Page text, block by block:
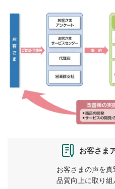
お客さま
お客さまの声を真
品質向上に取り組